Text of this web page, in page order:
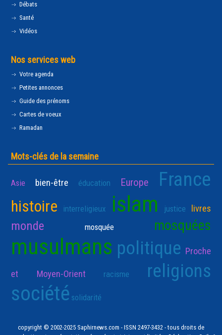
Débats
Santé
Vidéos
Nos services web
Votre agenda
Petites annonces
Guide des prénoms
Cartes de voeux
Ramadan
Mots-clés de la semaine
Asie bien-être éducation Europe France
histoire interreligieux islam justice livres
monde mosquée mosquées
musulmans politique Proche
et Moyen-Orient racisme religions
société solidarité
copyright © 2002-2025 Saphirnews.com - ISSN 2497-3432 - tous droits de